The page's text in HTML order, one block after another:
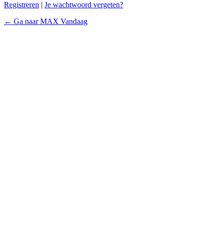
Registreren | Je wachtwoord vergeten?
← Ga naar MAX Vandaag